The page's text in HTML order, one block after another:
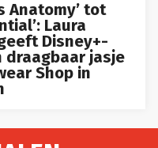
Anatomy’ tot
Laura
Disney+-
draagbaar jasje
Shop in